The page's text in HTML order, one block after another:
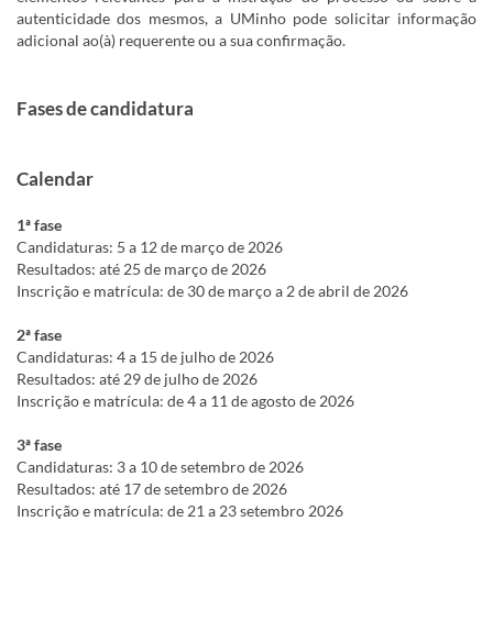
autenticidade dos mesmos, a UMinho pode solicitar informação
adicional ao(à) requerente ou a sua confirmação.
Fases de candidatura
Calendar
1ª fase
Candidaturas: 5 a 12 de março de 2026
Resultados: até 25 de março de 2026
Inscrição e matrícula: de 30 de março a 2 de abril de 2026
2ª fase
Candidaturas: 4 a 15 de julho de 2026
Resultados: até 29 de julho de 2026
Inscrição e matrícula: de 4 a 11 de agosto de 2026
3ª fase
Candidaturas: 3 a 10 de setembro de 2026
Resultados: até 17 de setembro de 2026
Inscrição e matrícula: de 21 a 23 setembro 2026